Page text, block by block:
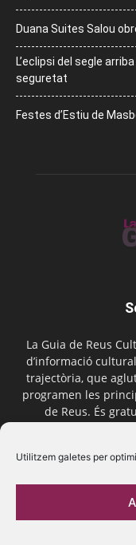
Utilitzem galetes per
Duana Suites Salou
L’eclipsi del segle
seguretat
Festes d’Estiu de
La Guia de Reus
d’informació
trajectòria, que
programen les
de Reus. És